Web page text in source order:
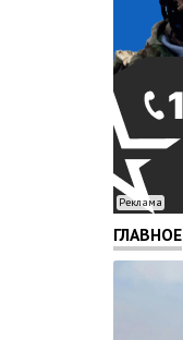
Реклама
ГЛАВНОЕ